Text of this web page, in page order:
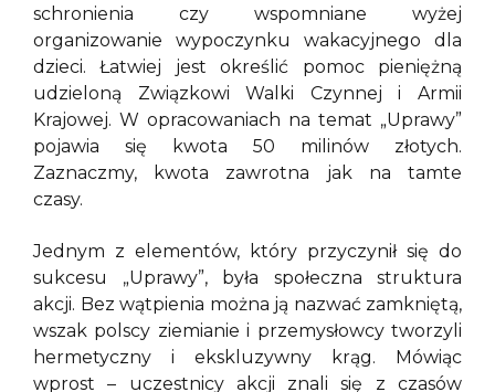
schronienia czy wspomniane wyżej
organizowanie wypoczynku wakacyjnego dla
dzieci. Łatwiej jest określić pomoc pieniężną
udzieloną Związkowi Walki Czynnej i Armii
Krajowej. W opracowaniach na temat „Uprawy”
pojawia się kwota 50 milinów złotych.
Zaznaczmy, kwota zawrotna jak na tamte
czasy.
Jednym z elementów, który przyczynił się do
sukcesu „Uprawy”, była społeczna struktura
akcji. Bez wątpienia można ją nazwać zamkniętą,
wszak polscy ziemianie i przemysłowcy tworzyli
hermetyczny i ekskluzywny krąg. Mówiąc
wprost – uczestnicy akcji znali się z czasów